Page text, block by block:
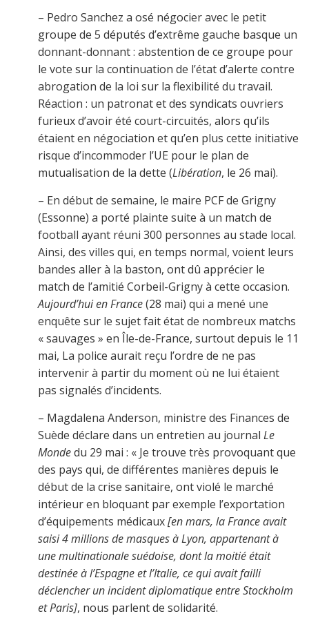
– Pedro Sanchez a osé négocier avec le petit
groupe de 5 députés d’extrême gauche basque un
donnant-donnant : abstention de ce groupe pour
le vote sur la continuation de l’état d’alerte contre
abrogation de la loi sur la flexibilité du travail.
Réaction : un patronat et des syndicats ouvriers
furieux d’avoir été court-circuités, alors qu’ils
étaient en négociation et qu’en plus cette initiative
risque d’incommoder l’UE pour le plan de
mutualisation de la dette (Libération, le 26 mai).
– En début de semaine, le maire PCF de Grigny
(Essonne) a porté plainte suite à un match de
football ayant réuni 300 personnes au stade local.
Ainsi, des villes qui, en temps normal, voient leurs
bandes aller à la baston, ont dû apprécier le
match de l’amitié Corbeil-Grigny à cette occasion.
Aujourd’hui en France(28 mai) qui a mené une
enquête sur le sujet fait état de nombreux matchs
« sauvages » en Île-de-France, surtout depuis le 11
mai, La police aurait reçu l’ordre de ne pas
intervenir à partir du moment où ne lui étaient
pas signalés d’incidents.
– Magdalena Anderson, ministre des Finances de
Suède déclare dans un entretien au journal Le
Mondedu 29 mai : « Je trouve très provoquant que
des pays qui, de différentes manières depuis le
début de la crise sanitaire, ont violé le marché
intérieur en bloquant par exemple l’exportation
d’équipements médicaux[en mars, laFrance avait
saisi 4 millions demasques à Lyon, appartenant à
une multinationale suédoise, dont la moitié était
destinée à l’Espagneet l’Italie, ce qui avait failli
déclencher un incident diplomatique entre Stockholm
et Paris], nous parlent de solidarité.